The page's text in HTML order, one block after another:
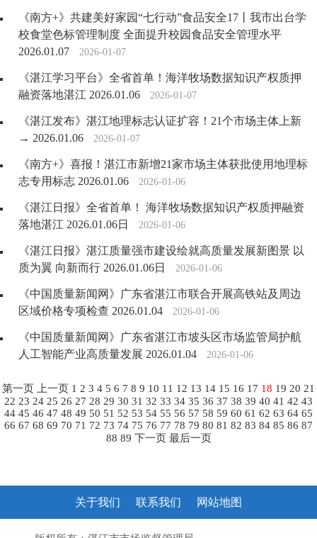
《南方+》共建美好家园“七行动”食品安全17丨我市出台学
校食堂色标管理制度 全面提升校园食品安全管理水平
2026.01.07
2026-01-07
《湛江学习平台》全省首单！海洋牧场数据知识产权质押
融资落地湛江 2026.01.06
2026-01-07
《湛江发布》湛江地理标志认证扩容！21个市场主体上新
→ 2026.01.06
2026-01-07
《南方+》喜报！湛江市新增21家市场主体获批使用地理标
志专用标志 2026.01.06
2026-01-06
《湛江日报》全省首单！ 海洋牧场数据知识产权质押融资
落地湛江 2026.01.06日
2026-01-06
《湛江日报》湛江质量强市建设绘就高质量发展新图景 以
质为翼 向新而行 2026.01.06日
2026-01-06
《中国质量新闻网》广东省湛江市联合开展高铁站及周边
区域价格专项检查 2026.01.04
2026-01-06
《中国质量新闻网》广东省湛江市坡头区市场监管局护航
人工智能产业高质量发展 2026.01.04
2026-01-06
第一页 上一页 1 2 3 4 5 6 7 8 9 10 11 12 13 14 15 16 17 18 19 20 21
22 23 24 25 26 27 28 29 30 31 32 33 34 35 36 37 38 39 40 41 42 43
44 45 46 47 48 49 50 51 52 53 54 55 56 57 58 59 60 61 62 63 64 65
66 67 68 69 70 71 72 73 74 75 76 77 78 79 80 81 82 83 84 85 86 87
88 89 下一页 最后一页
关于我们 联系我们 网站地图